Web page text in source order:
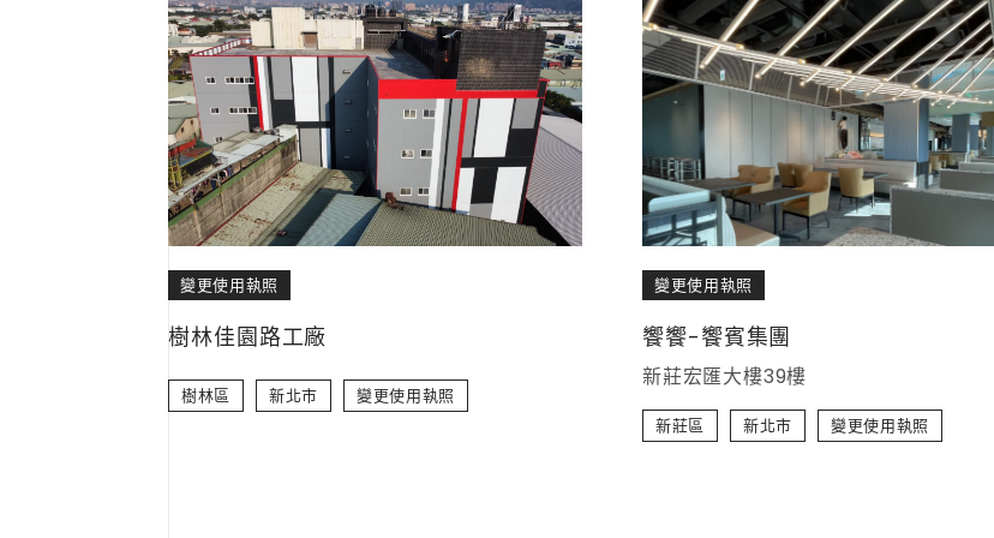
變更使用執照
樹林佳園路工廠
樹林區 新北市 變更使用執照
變更使用執照
饗饗-饗賓集團
新莊宏匯大樓39樓
新莊區 新北市 變更使用執照